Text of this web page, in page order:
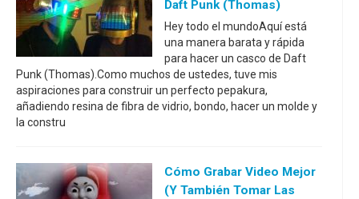
Daft Punk (Thomas)
Hey todo el mundoAquí está
una manera barata y rápida
para hacer un casco de Daft
Punk (Thomas).Como muchos de ustedes, tuve mis
aspiraciones para construir un perfecto pepakura,
añadiendo resina de fibra de vidrio, bondo, hacer un molde y
la constru
Cómo Grabar Video Mejor
(y También Tomar Las